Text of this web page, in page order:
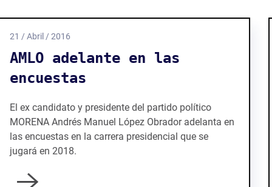
20 / Abril / 2016
(Des) Memoria Electoral
Electoral 2014-2015-2016", una recopilación de los
trabajos que se realizaron por parte del Instituto
Electoral.